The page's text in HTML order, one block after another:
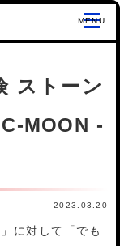
ストーン
MOON -
2023.03.20
に対して「でも